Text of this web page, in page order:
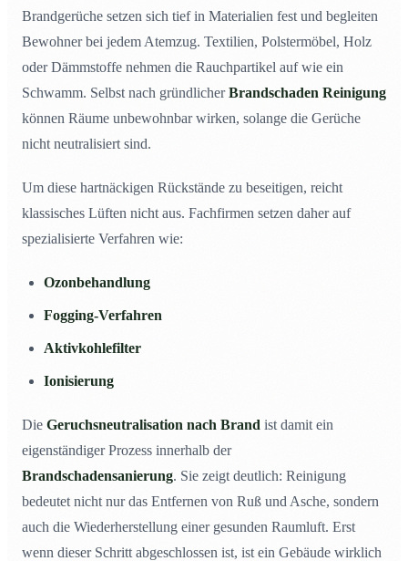
Brandgerüche setzen sich tief in Materialien fest und begleiten
Bewohner bei jedem Atemzug. Textilien, Polstermöbel, Holz
oder Dämmstoffe nehmen die Rauchpartikel auf wie ein
Schwamm. Selbst nach gründlicherBrandschaden Reinigung
können Räume unbewohnbar wirken, solange die Gerüche
nicht neutralisiert sind.
Um diese hartnäckigen Rückstände zu beseitigen, reicht
klassisches Lüften nicht aus. Fachfirmen setzen daher auf
spezialisierte Verfahren wie:
Ozonbehandlung
Fogging-Verfahren
Aktivkohlefilter
Ionisierung
Die Geruchsneutralisation nach Brand ist damit ein
eigenständiger Prozess innerhalb der
Brandschadensanierung. Sie zeigt deutlich: Reinigung
bedeutet nicht nur das Entfernen von Ruß und Asche, sondern
auch die Wiederherstellung einer gesunden Raumluft. Erst
wenn dieser Schritt abgeschlossen ist, ist ein Gebäude wirklich